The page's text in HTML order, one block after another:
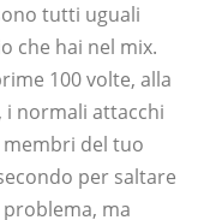
tutti uguali
che hai nel mix.
100 volte, alla
i normali attacchi
del tuo
per saltare
ma